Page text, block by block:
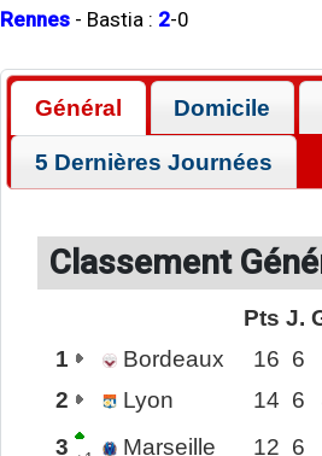
Rennes - Bastia : 2-0
Général Domicile
5 Dernières Journées
Classement
Pts J.
1
Bordeaux 16 6
2
Lyon 14 6
3
Marseille 12 6